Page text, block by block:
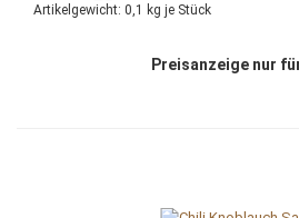
Artikelgewicht: 0,1 kg je Stück
Preisanzeige nur